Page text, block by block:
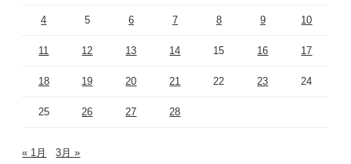
4 5 6 7 8 9 10
11 12 13 14 15 16 17
18 19 20 21 22 23 24
25 26 27 28
« 1月 3月 »